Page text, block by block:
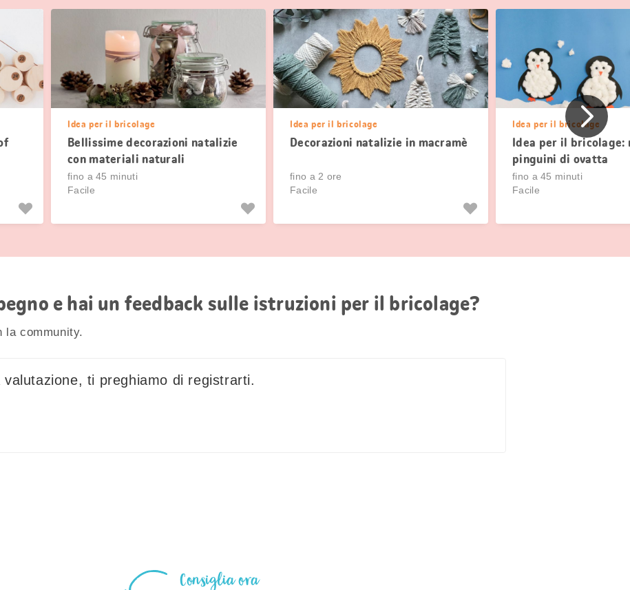
Idea per il bricolage
Bellissime decorazioni natalizie
con materiali naturali
fino a 45 minuti
Facile
Idea per il bricolage
Decorazioni natalizie in macramè
fino a 2 ore
Facile
Idea per il bricolage
Idea per il bricolage:
pinguini di ovatta
fino a 45 minuti
Facile
e hai un feedback sulle istruzioni per il bricolage?
la community.
ti preghiamo di registrarti.
Consiglia ora